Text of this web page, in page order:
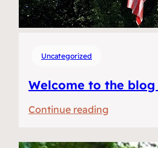
Uncategorized
Welcome to the blog
Continue reading:
op